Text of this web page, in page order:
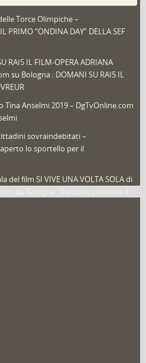
Torce Olimpiche –
PRIMO “ONDINA DAY” DELLA SEF
RAI5 IL FILM-OPERA ADRIANA
su Bologna : DOMANI SU RAI5 IL
Tina Anselmi 2019 – DgTvOnline.com
sovraindebitati –
lo sportello per il
del film SI VIVE UNA VOLTA SOLA di
su